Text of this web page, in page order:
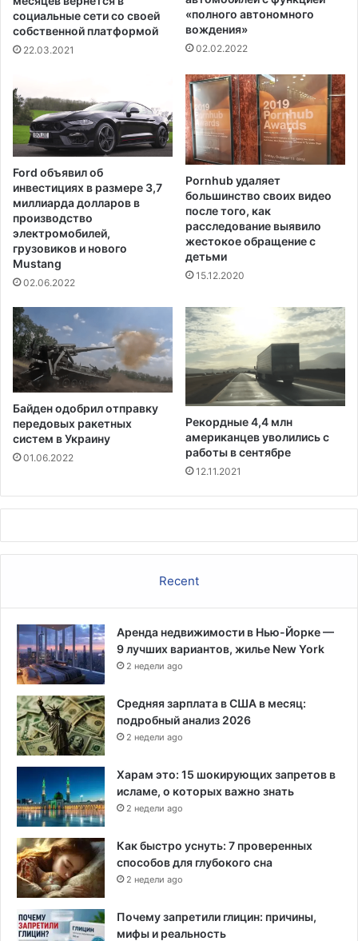
в
а
к
о
л
и
ч
е
с
т
в
о
л
а
к
о
в
о
с
м
т
е
й
в
о
м
а
х
п
р
е
т
а
р
е
л
х
п
и
д
а
ц
и
и
У
и
т
м
е
р
м
о
е
т
ы
социальные сети со своей
собственной платформой
22.03.2021
«полного автономного
вождения»
02.02.2022
Ford объявил об
инвестициях в размере 3,7
миллиарда долларов в
производство
электромобилей,
грузовиков и нового
Mustang
02.06.2022
Pornhub удаляет
большинство своих видео
после того, как
расследование выявило
жестокое обращение с
детьми
15.12.2020
Байден одобрил отправку
передовых ракетных
систем в Украину
01.06.2022
Рекордные 4,4 млн
американцев уволились с
работы в сентябре
12.11.2021
Recent
Аренда недвижимости в Нью-Йорке —
9 лучших вариантов, жилье New York
2 недели ago
Средняя зарплата в США в месяц:
подробный анализ 2026
2 недели ago
Харам это: 15 шокирующих запретов в
исламе, о которых важно знать
2 недели ago
Как быстро уснуть: 7 проверенных
способов для глубокого сна
2 недели ago
Почему запретили глицин: причины,
мифы и реальность